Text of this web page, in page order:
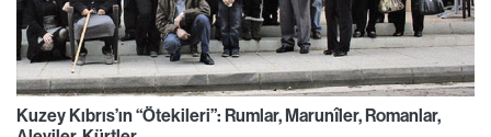
Kuzey Kıbrıs’ın “Ötekileri”: Rumlar, Marunîler, Romanlar,